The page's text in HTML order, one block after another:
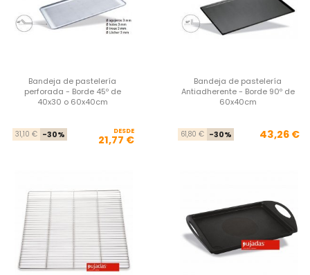
Bandeja de pastelería
perforada - Borde 45º de
40x30 o 60x40cm
Precio base
31,10 € -30% Precio
DESDE
21,77 €
Bandeja de pastelería
Antiadherente - Borde 90º de
60x40cm
61,80 € -30% 43,26 €